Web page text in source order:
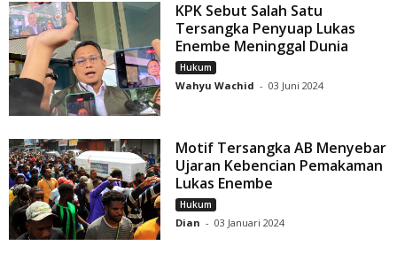
KPK Sebut Salah Satu
Tersangka Penyuap Lukas
Enembe Meninggal Dunia
Hukum
Wahyu Wachid - 03 Juni 2024
Motif Tersangka AB Menyebar
Ujaran Kebencian Pemakaman
Lukas Enembe
Hukum
Dian - 03 Januari 2024